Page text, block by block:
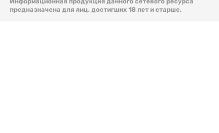
предназначена для лиц, достигших 18 лет и старше.